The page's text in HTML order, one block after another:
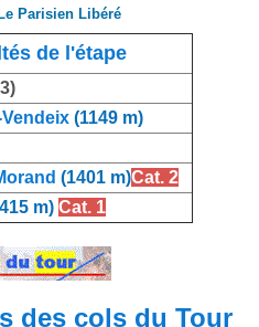
Parisien Libéré
de l'étape
(1149 m)
(1401 m)Cat. 2
m) Cat. 1
des cols du Tour